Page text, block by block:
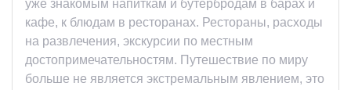
уже знакомым напиткам и бутербродам в барах и
кафе, к блюдам в ресторанах. Рестораны, расходы
на развлечения, экскурсии по местным
достопримечательностям. Путешествие по миру
больше не является экстремальным явлением, это